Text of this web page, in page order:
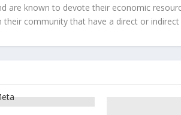
are known to devote their economic
their community that have a direct or